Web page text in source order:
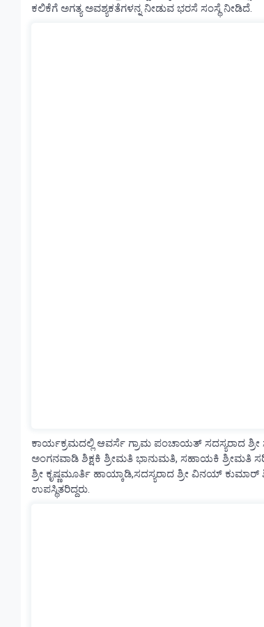
ಕಲಿಕೆಗೆ ಅಗತ್ಯ ಅವಶ್ಯಕತೆಗಳನ್ನ ನೀಡುವ ಭರಸೆ ಸಂಸ್ಥೆ ನೀಡಿದೆ.
ಕಾರ್ಯಕ್ರಮದಲ್ಲಿ ಆವರ್ಸೆ ಗ್ರಾಮ ಪಂಚಾಯತ್ ಸದಸ್ಯರಾದ
ಅಂಗನವಾಡಿ ಶಿಕ್ಷಕಿ ಶ್ರೀಮತಿ ಭಾನುಮತಿ, ಸಹಾಯಕಿ ಶ್ರೀಮತಿ
ಶ್ರೀ ಕೃಷ್ಣಮೂರ್ತಿ ಹಾಯ್ಕಾಡಿ,ಸದಸ್ಯರಾದ ಶ್ರೀ ವಿನಯ್ ಕುಮಾರ್
ಉಪಸ್ಥಿತರಿದ್ದರು.